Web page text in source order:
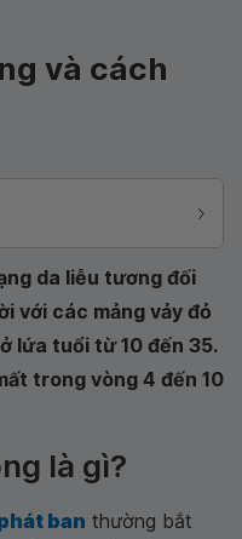
và cách
da liễu tương đối
với các mảng vảy đỏ
lứa tuổi từ 10 đến 35.
trong vòng 4 đến 10
là gì?
ban thường bắt